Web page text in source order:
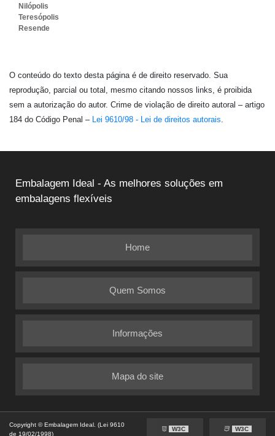
Nilópolis
Teresópolis
Resende
O conteúdo do texto desta página é de direito reservado. Sua
reprodução, parcial ou total, mesmo citando nossos links, é proibida
sem a autorização do autor. Crime de violação de direito autoral – artigo
184 do Código Penal – Lei 9610/98 - Lei de direitos autorais.
Embalagem Ideal - As melhores soluções em
embalagens flexíveis
Home
Quem Somos
Informações
Mapa do site
Copyright © Embalagem Ideal. (Lei 9610
de 19/02/1998)
W3C W3C